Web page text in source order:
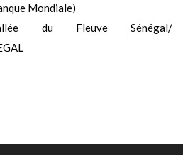
Mondiale)
du Fleuve Sénégal/